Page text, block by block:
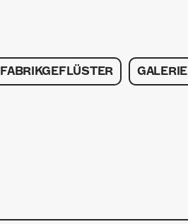
FABRIKGEFLÜSTER GALERIE